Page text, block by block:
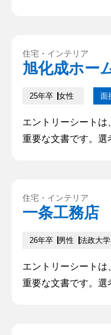
ます。本記事では、
ためのポイントや注
住宅・インテリア
旭化成ホー
25年卒 女性 面
エントリーシートは
重要な文書です。選
ます。本記事では、
ためのポイントや
住宅・インテリア
一条工務店
26年卒 男性 法政大学
エントリーシートは
重要な文書です。選